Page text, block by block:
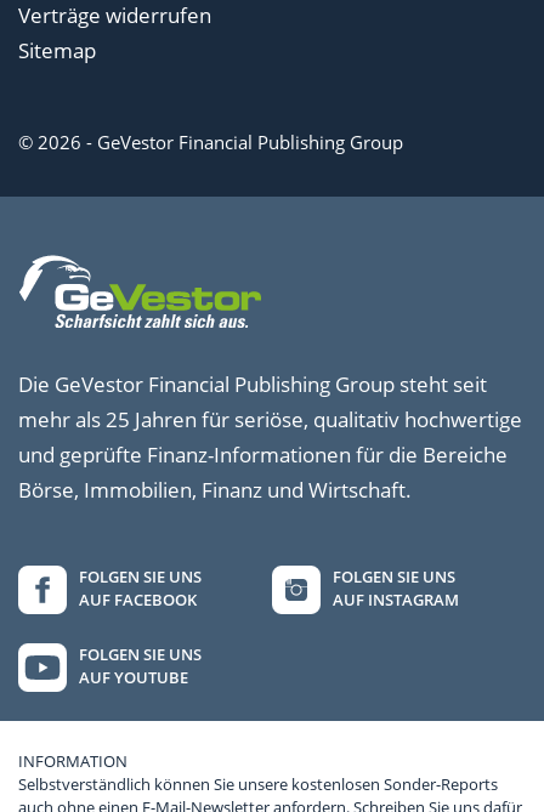
Verträge widerrufen
Sitemap
© 2026 - GeVestor Financial Publishing Group
Die GeVestor Financial Publishing Group steht seit
mehr als 25 Jahren für seriöse, qualitativ hochwertige
und geprüfte Finanz-Informationen für die Bereiche
Börse, Immobilien, Finanz und Wirtschaft.
FOLGEN SIE UNS
AUF FACEBOOK
FOLGEN SIE UNS
AUF INSTAGRAM
FOLGEN SIE UNS
AUF YOUTUBE
INFORMATION
Selbstverständlich können Sie unsere kostenlosen Sonder-Reports
auch ohne einen E-Mail-Newsletter anfordern. Schreiben Sie uns dafür